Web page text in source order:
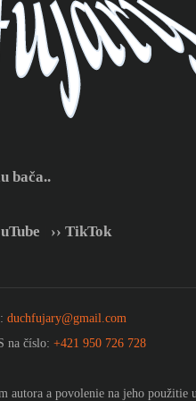
bača..
›› TikTok
duchfujary@gmail.com
na číslo: +421 950 726 728
autora a povolenie na jeho použitie